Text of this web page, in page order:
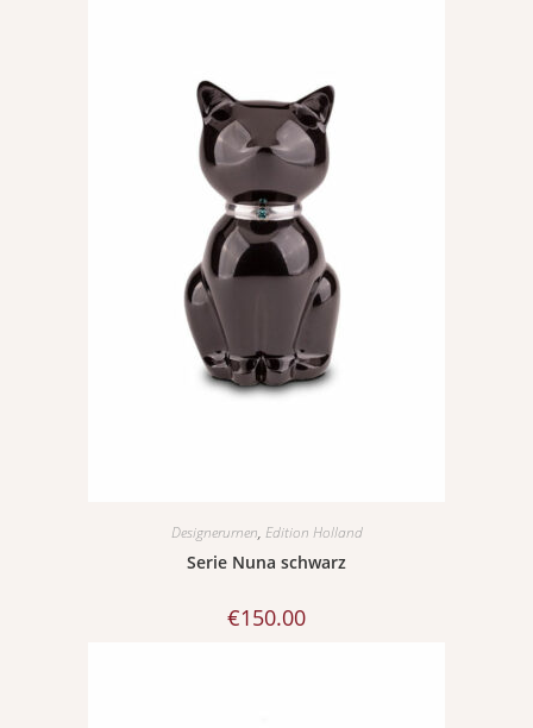
Designerurnen, Edition Holland
Serie Nuna schwarz
€150.00